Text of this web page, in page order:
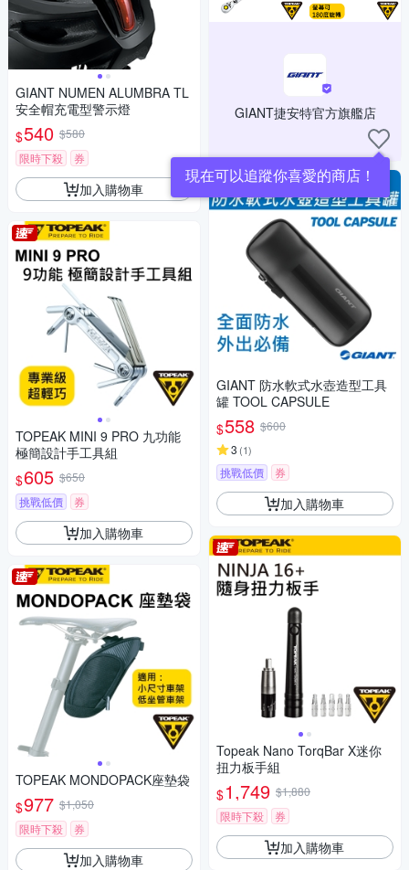
GIANT NUMEN ALUMBRA TL
安全帽充電型警示燈
$540 $580
限時下殺
券
加入購物車
TOPEAK MINI 9 PRO 九功能
極簡設計手工具組
$605 $650
挑戰低價
券
加入購物車
TOPEAK MONDOPACK座墊袋
$977 $1,050
限時下殺
券
加入購物車
GIANT捷安特官方旗艦店
現在可以追蹤你喜愛的商店！
GIANT 防水軟式水壺造型工具
罐 TOOL CAPSULE
$558 $600
3 (1)
挑戰低價 券
加入購物車
Topeak Nano TorqBar X迷你
扭力板手組
$1,749 $1,880
限時下殺
券
加入購物車